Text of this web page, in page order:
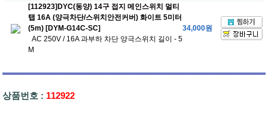
[112923]DYC(동양) 14구 접지 메인스위치 멀티
탭 16A (양극차단/스위치안전커버) 화이트 5미터
(5m) [DYM-G14C-SC]
AC 250V / 16A 과부하 차단 양극스위치 길이 - 5
M
34,000원
상품번호 : 112922